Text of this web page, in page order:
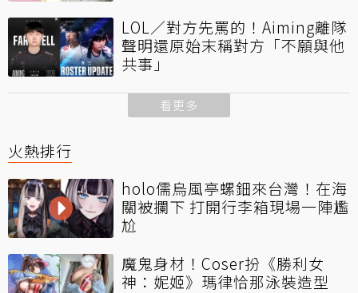
LOL／對方先罵的！Aiming離隊
聲明還原始末稱對方「不願與他
共事」
看更多
火熱排行
holo儒烏風亭螺鈿來台灣！在海
關被攔下 打開行李箱現場一陣尷
尬
魔鬼身材！Coser扮《勝利女
神：妮姬》瑪律恰那泳裝造型